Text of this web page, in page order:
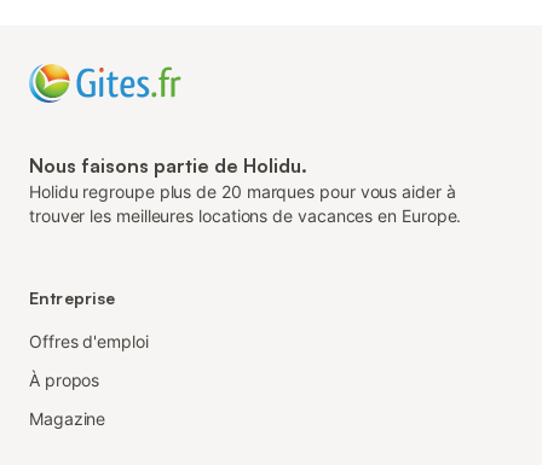
Nous faisons partie de Holidu.
Holidu regroupe plus de 20 marques pour vous aider à
trouver les meilleures locations de vacances en Europe.
Entreprise
Offres d'emploi
À propos
Magazine